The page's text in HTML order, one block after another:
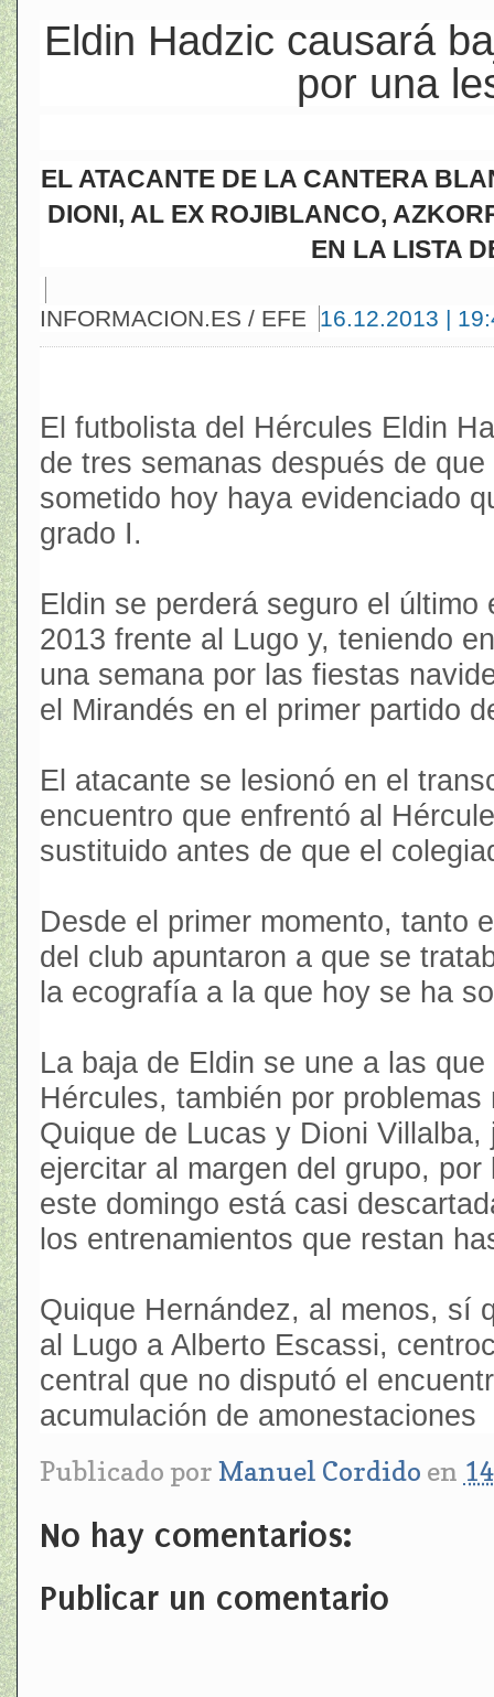
Eldin Hadzic causará
por una
EL ATACANTE DE LA CANTERA
DIONI, AL EX ROJIBLANCO,
EN LA LISTA
INFORMACION.ES / EFE 16.12.2013 |
El futbolista del Hércules Eldin
de tres semanas después de
sometido hoy haya evidenciado
grado I.
Eldin se perderá seguro el
2013 frente al Lugo y, teniendo
una semana por las fiestas
el Mirandés en el primer partido
El atacante se lesionó en el
encuentro que enfrentó al
sustituido antes de que el
Desde el primer momento, tanto
del club apuntaron a que se
la ecografía a la que hoy se ha
La baja de Eldin se une a las
Hércules, también por
Quique de Lucas y Dioni
ejercitar al margen del grupo,
este domingo está casi
los entrenamientos que restan
Quique Hernández, al menos, sí
al Lugo a Alberto Escassi,
central que no disputó el
acumulación de amonestaciones
Publicado por Manuel Cordido en
No hay comentarios:
Publicar un comentario